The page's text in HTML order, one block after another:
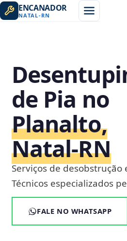
ENCANADOR
NATAL-RN
de Pia no
Planalto,
Natal‑RN
Serviços de desobstrução
Técnicos especializados
FALE NO WHATSAPP